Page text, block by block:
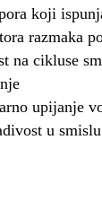
koji
razmaka
na cikluse
upijanje
u